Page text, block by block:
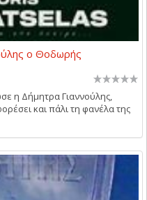
ο Θοδωρής
η Δήμητρα Γιαννούλης,
και πάλι τη φανέλα της